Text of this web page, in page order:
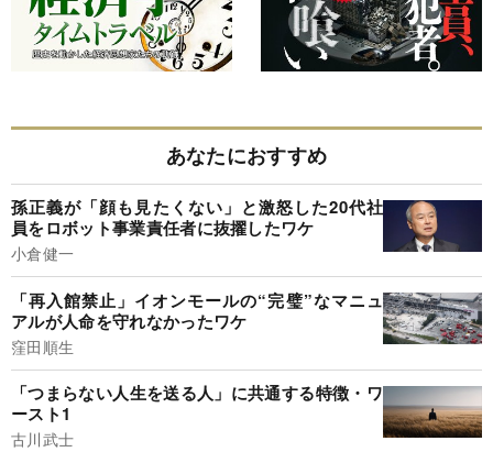
あなたにおすすめ
孫正義が「顔も見たくない」と激怒した20代社
員をロボット事業責任者に抜擢したワケ
小倉健一
「再入館禁止」イオンモールの“完璧”なマニュ
アルが人命を守れなかったワケ
窪田順生
「つまらない人生を送る人」に共通する特徴・ワ
ースト1
古川武士